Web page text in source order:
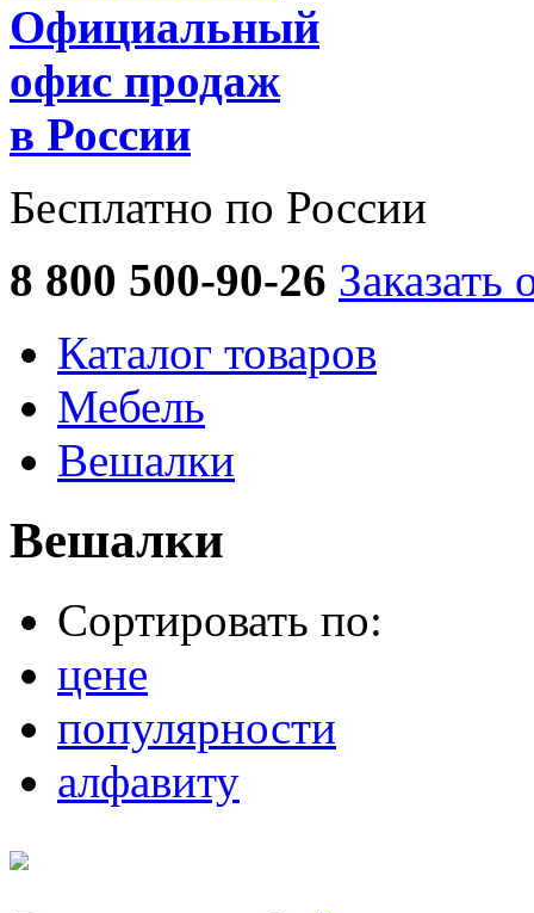
Официальный
офис продаж
в России
Бесплатно по России
8 800 500-90-26 Заказать
Каталог товаров
Мебель
Вешалки
Вешалки
Сортировать по:
цене
популярности
алфавиту